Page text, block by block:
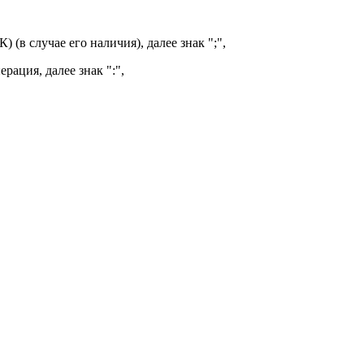
случае его наличия), далее знак ";",
далее знак ":",